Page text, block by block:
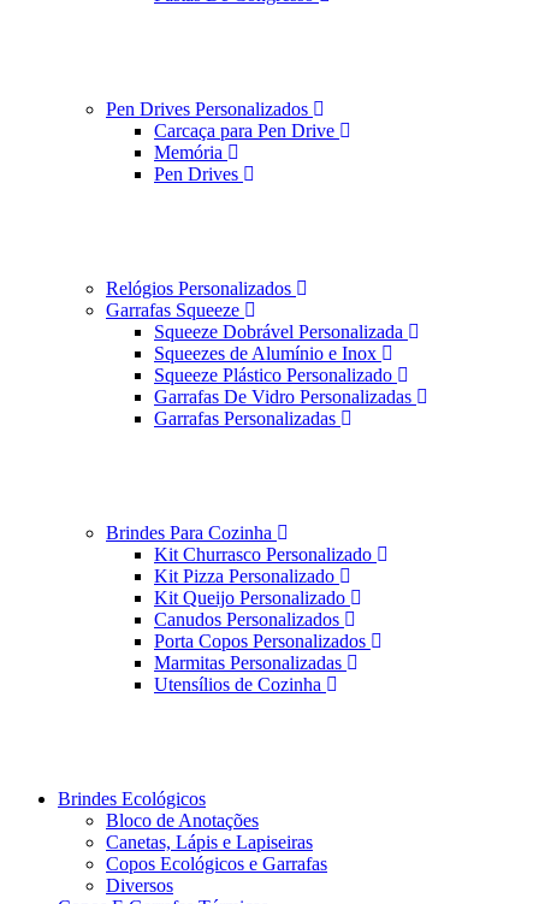
Pen Drives Personalizados
Carcaça para Pen Drive
Memória
Pen Drives
Relógios Personalizados
Garrafas Squeeze
Squeeze Dobrável Personalizada
Squeezes de Alumínio e Inox
Squeeze Plástico Personalizado
Garrafas De Vidro Personalizadas
Garrafas Personalizadas
Brindes Para Cozinha
Kit Churrasco Personalizado
Kit Pizza Personalizado
Kit Queijo Personalizado
Canudos Personalizados
Porta Copos Personalizados
Marmitas Personalizadas
Utensílios de Cozinha
Brindes Ecológicos
Bloco de Anotações
Canetas, Lápis e Lapiseiras
Copos Ecológicos e Garrafas
Diversos